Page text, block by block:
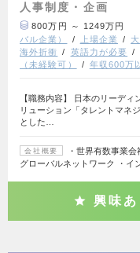
人事制度・企画
800万円 ～ 1249万円
バル企業）
上場企業
海外折衝
英語力が必要
（未経験可）
年収600万
【職務内容】 日本のリーデ
リューション「タレントマネ
とした…
会社概要
・世界有数事業
グローバルネットワーク ・イ
興味あ